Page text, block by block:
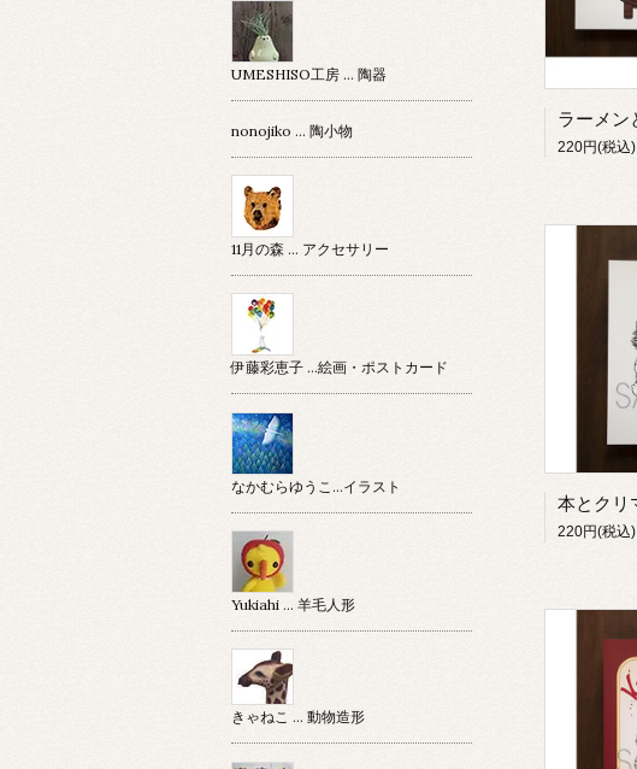
220円(税込)
220円(税込)
UMESHISO工房 … 陶器
nonojiko ... 陶小物
11月の森 … アクセサリー
伊藤彩恵子 …絵画・ポストカード
なかむらゆうこ…イラスト
Yukiahi … 羊毛人形
きゃねこ … 動物造形